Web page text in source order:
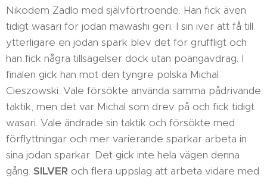
Nikodem Zadlo med självförtroende. Han fick även
tidigt wasari för jodan mawashi geri. I sin iver att få till
ytterligare en jodan spark blev det för gruffligt och
han fick några tillsägelser dock utan poängavdrag. I
finalen gick han mot den tyngre polska Michal
Cieszowski. Vale försökte använda samma pådrivande
taktik, men det var Michal som drev på och fick tidigt
wasari. Vale ändrade sin taktik och försökte med
förflyttningar och mer varierande sparkar arbeta in
sina jodan sparkar. Det gick inte hela vägen denna
gång. SILVER och flera uppslag att arbeta vidare med.